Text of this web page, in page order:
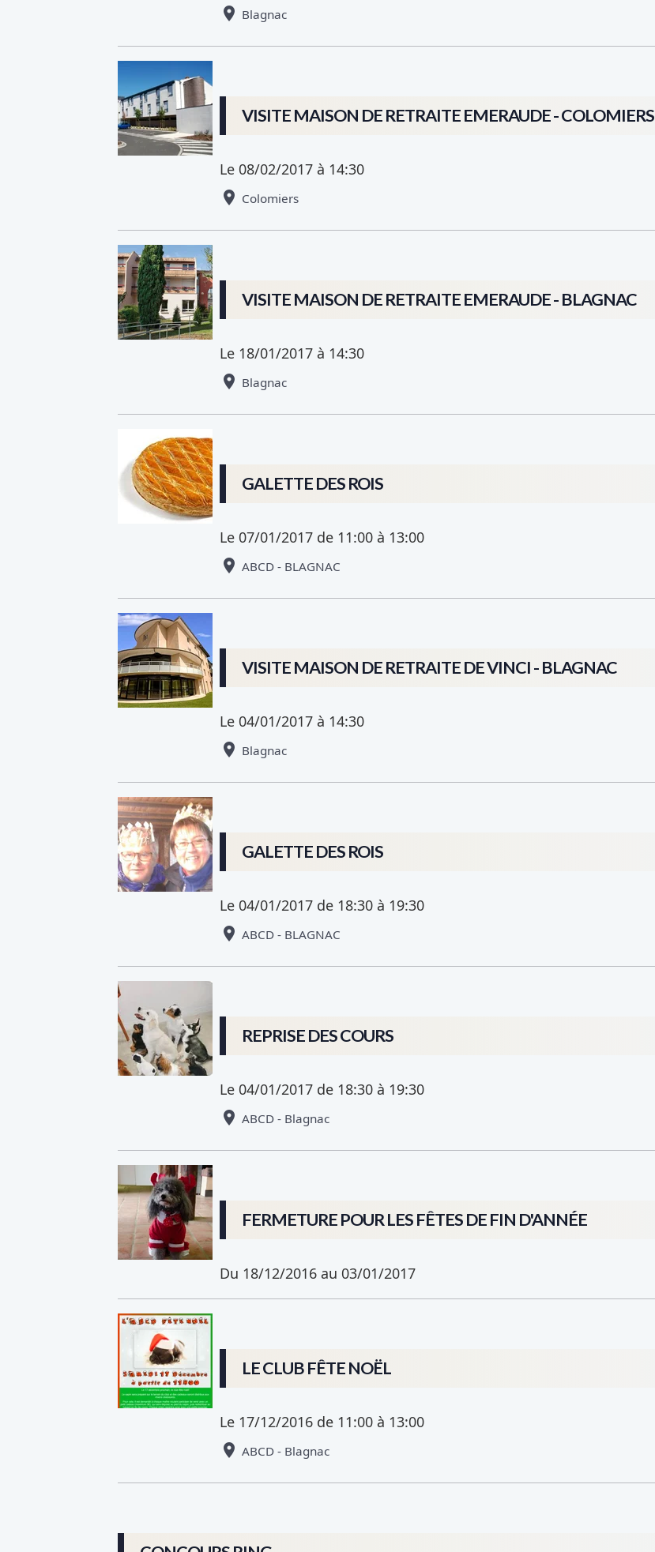
Blagnac
VISITE MAISON DE RETRAITE EMERAUDE - COLOMIERS
Le 08/02/2017 à 14:30
Colomiers
VISITE MAISON DE RETRAITE EMERAUDE - BLAGNAC
Le 18/01/2017 à 14:30
Blagnac
GALETTE DES ROIS
Le 07/01/2017 de 11:00 à 13:00
ABCD - BLAGNAC
VISITE MAISON DE RETRAITE DE VINCI - BLAGNAC
Le 04/01/2017 à 14:30
Blagnac
GALETTE DES ROIS
Le 04/01/2017 de 18:30 à 19:30
ABCD - BLAGNAC
REPRISE DES COURS
Le 04/01/2017 de 18:30 à 19:30
ABCD - Blagnac
FERMETURE POUR LES FÊTES DE FIN D'ANNÉE
Du 18/12/2016 au 03/01/2017
LE CLUB FÊTE NOËL
Le 17/12/2016 de 11:00 à 13:00
ABCD - Blagnac